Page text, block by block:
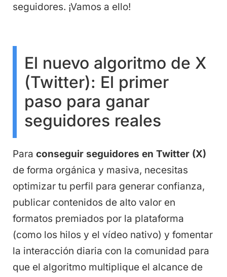
seguidores. ¡Vamos a ello!
El nuevo algoritmo de X
(Twitter): El primer
paso para ganar
seguidores reales
Para conseguir seguidores en Twitter (X)
de forma orgánica y masiva, necesitas
optimizar tu perfil para generar confianza,
publicar contenidos de alto valor en
formatos premiados por la plataforma
(como los hilos y el vídeo nativo) y fomentar
la interacción diaria con la comunidad para
que el algoritmo multiplique el alcance de